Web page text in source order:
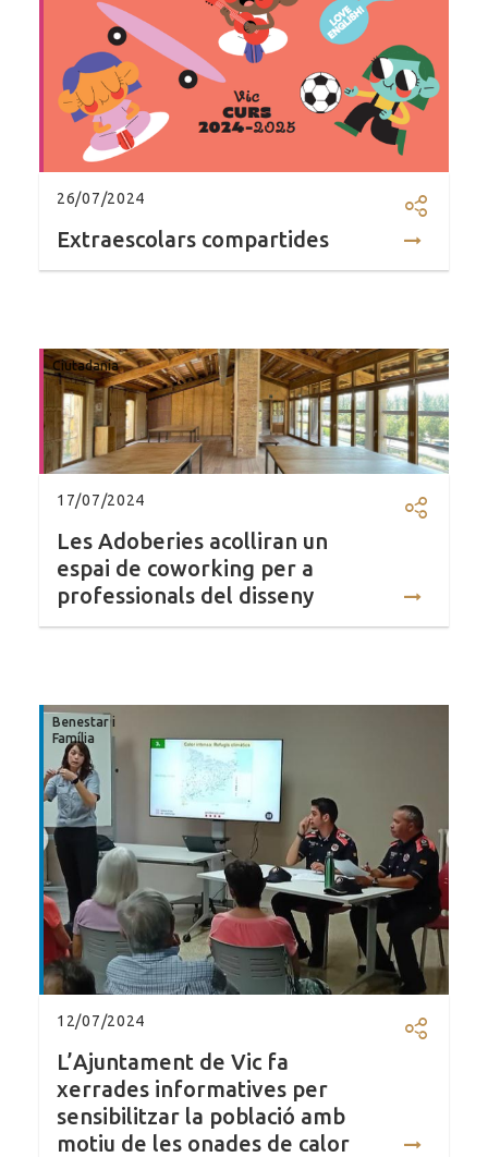
26/07/2024
Extraescolars compartides
Ciutadania
17/07/2024
Les Adoberies acolliran un
espai de coworking per a
professionals del disseny
Benestar i
Família
12/07/2024
L’Ajuntament de Vic fa
xerrades informatives per
sensibilitzar la població amb
motiu de les onades de calor